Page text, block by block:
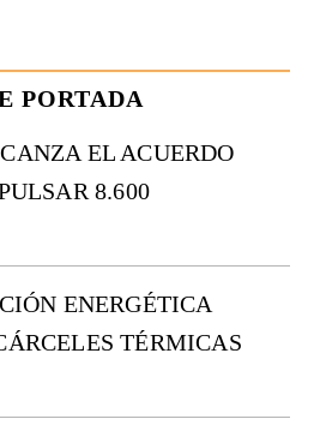
PORTADA
EL ACUERDO
8.600
ENERGÉTICA
TÉRMICAS